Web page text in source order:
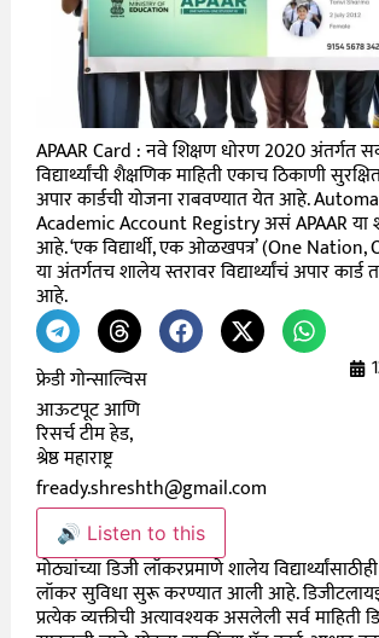
APAAR Card : नवे शिक्षण धोरण 2020 अंतर्गत
विद्यार्थ्यांची शैक्षणिक माहिती एकाच ठिकाणी
अपार कार्डची योजना राबवण्यात येत आहे.
Academic Account Registry असं APAAR या
आहे. ‘एक विद्यार्थी, एक ओळखपत्र’ (One
या अंतर्गतच शालेय स्तरावर विद्यार्थ्यांचं अपार
आहे.
फ्रेडी गोन्साल्विस
आऊटपूट आणि
रिसर्च टीम हेड,
श्रेष्ठ महाराष्ट्र
fready.shreshth@gmail.com
🔊 Listen to this
मोठ्यांच्या डिजी लॉकरप्रमाणे शालेय
लॉकर सुविधा सुरू करण्यात आली आहे.
प्रत्येक व्यक्तीची अत्यावश्यक असलेली सर्व माहिती